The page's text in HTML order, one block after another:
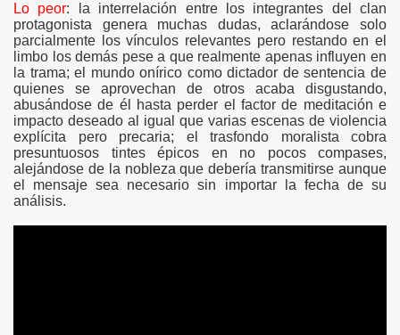
Lo peor: la interrelación entre los integrantes del clan
protagonista genera muchas dudas, aclarándose solo
parcialmente los vínculos relevantes pero restando en el
limbo los demás pese a que realmente apenas influyen en
la trama; el mundo onírico como dictador de sentencia de
quienes se aprovechan de otros acaba disgustando,
abusándose de él hasta perder el factor de meditación e
impacto deseado al igual que varias escenas de violencia
explícita pero precaria; el trasfondo moralista cobra
presuntuosos tintes épicos en no pocos compases,
alejándose de la nobleza que debería transmitirse aunque
el mensaje sea necesario sin importar la fecha de su
análisis.